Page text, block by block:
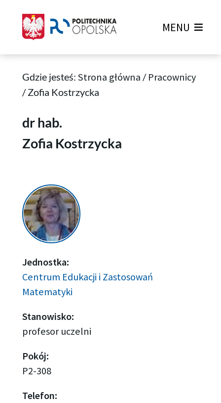
MENU
Gdzie jesteś: Strona główna / Pracownicy
/Zofia Kostrzycka
dr hab.
Zofia Kostrzycka
Jednostka:
Centrum Edukacji i Zastosowań
Matematyki
Stanowisko:
profesor uczelni
Pokój:
P2-308
Telefon: